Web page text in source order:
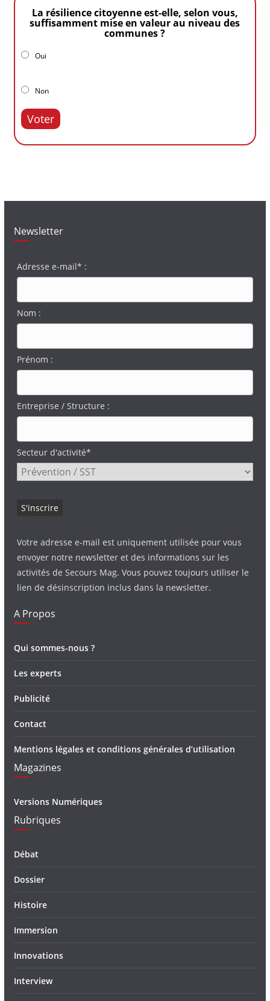
La résilience citoyenne est-elle, selon vous,
suffisamment mise en valeur au niveau des
communes ?
Oui
Non
Voter
Newsletter
Adresse e-mail* :
Nom :
Prénom :
Entreprise / Structure :
Secteur d'activité*
Votre adresse e-mail est uniquement utilisée pour vous
envoyer notre newsletter et des informations sur les
activités de Secours Mag. Vous pouvez toujours utiliser le
lien de désinscription inclus dans la newsletter.
A Propos
Qui sommes-nous ?
Les experts
Publicité
Contact
Mentions légales et conditions générales d’utilisation
Magazines
Versions Numériques
Rubriques
Débat
Dossier
Histoire
Immersion
Innovations
Interview